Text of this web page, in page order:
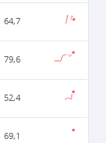
64,7
79,6
52,4
69,1